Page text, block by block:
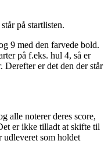
på startlisten.
9 med den farvede bold.
på f.eks. hul 4, så er
Derefter er det den der står
alle noterer deres score,
er ikke tilladt at skifte til
udleveret som holdet